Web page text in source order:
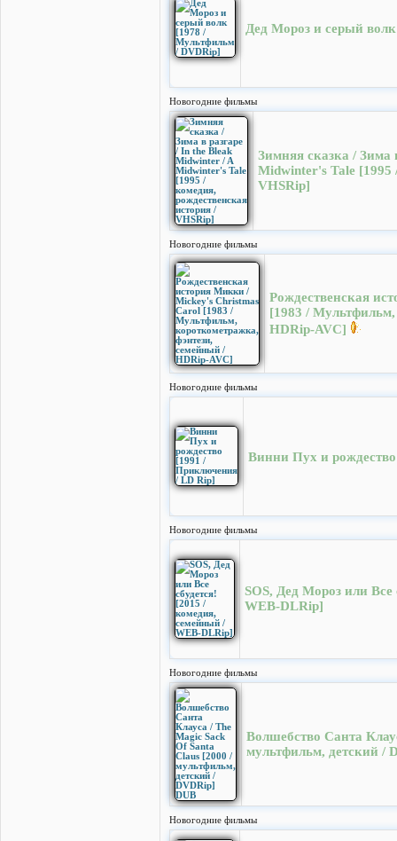
Дед Мороз и серый
Новогодние фильмы
Зимняя сказка / Зима
Midwinter's Tale [1995
VHSRip]
Новогодние фильмы
Рождественская
[1983 /
HDRip-AVC]
Новогодние фильмы
Винни Пух и
Новогодние фильмы
SOS, Дед Мороз или
WEB-DLRip]
Новогодние фильмы
Волшебство Санта
мультфильм, детский /
Новогодние фильмы